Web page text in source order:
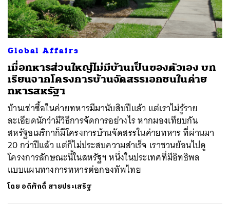
Global Affairs
เมื่อทหารส่วนใหญ่ไม่มีบ้านเป็นของตัวเอง บท
เรียนจากโครงการบ้านจัดสรรเอกชนในค่าย
ทหารสหรัฐฯ
บ้านเช่าซื้อในค่ายทหารมีมานับสิบปีแล้ว แต่เราไม่รู้ราย
ละเอียดนักว่ามีวิธีการจัดการอย่างไร หากมองเทียบกัน
สหรัฐอเมริกาก็มีโครงการบ้านจัดสรรในค่ายทหาร ที่ผ่านมา
20 กว่าปีแล้ว แต่ก็ไม่ประสบความสำเร็จ เราชวนย้อนไปดู
โครงการลักษณะนี้ในสหรัฐฯ หนึ่งในประเทศที่มีอิทธิพล
แบบแผนทางการทหารต่อกองทัพไทย
โดย อดิศักดิ์ สายประเสริฐ
ค้นหา
SHARE